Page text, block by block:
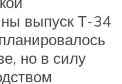
выпуск Т-34
но в силу